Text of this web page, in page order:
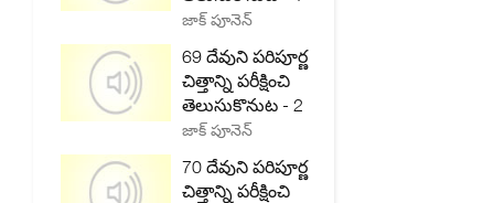
జాక్ పూనెన్
69 దేవుని పరిపూర్ణ
చిత్తాన్ని పరీక్షించి
తెలుసుకొనుట - 2
జాక్ పూనెన్
70 దేవుని పరిపూర్ణ
చిత్తాన్ని పరీక్షించి